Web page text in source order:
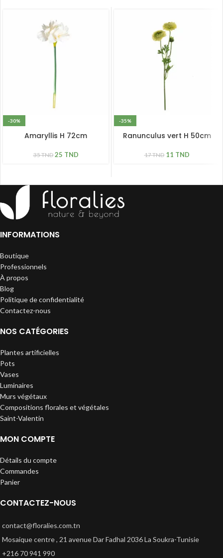
-30%
Amaryllis H 72cm
35TND 25 TND
-35%
Ranunculus vert H 50cm
17TND 11 TND
INFORMATIONS
Boutique
Professionnels
À propos
Blog
Politique de confidentialité
Contactez-nous
NOS CATÉGORIES
Plantes artificielles
Pots
Vases
Luminaires
Murs végétaux
Compositions florales et végétales
Saint-Valentin
MON COMPTE
Détails du compte
Commandes
Panier
CONTACTEZ-NOUS
contact@floralies.com.tn
Mosaique centre , 21 avenue Dar Fadhal 2036 La Soukra-Tunisie
+216 70 941 990